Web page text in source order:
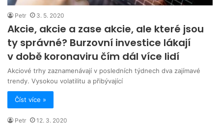
Petr 3. 5. 2020
Akcie, akcie a zase akcie, ale které jsou
ty správné? Burzovní investice lákají
v době koronaviru čím dál více lidí
Akciové trhy zaznamenávají v posledních týdnech dva zajímavé
trendy. Vysokou volatilitu a přibývající
Číst více »
Petr 12. 3. 2020